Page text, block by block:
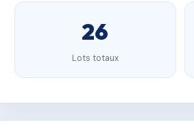
26
Lots totaux